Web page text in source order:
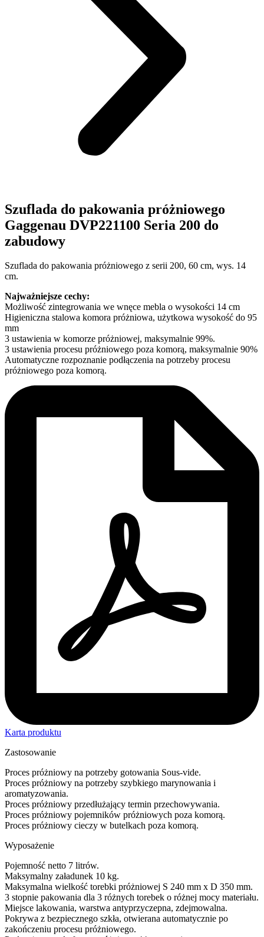
Szuflada do pakowania próżniowego
Gaggenau DVP221100 Seria 200 do
zabudowy
Szuflada do pakowania próżniowego z serii 200, 60 cm, wys. 14
cm.
Najważniejsze cechy:
Możliwość zintegrowania we wnęce mebla o wysokości 14 cm
Higieniczna stalowa komora próżniowa, użytkowa wysokość do 95
mm
3 ustawienia w komorze próżniowej, maksymalnie 99%.
3 ustawienia procesu próżniowego poza komorą, maksymalnie 90%
Automatyczne rozpoznanie podłączenia na potrzeby procesu
próżniowego poza komorą.
Karta produktu
Zastosowanie
Proces próżniowy na potrzeby gotowania Sous-vide.
Proces próżniowy na potrzeby szybkiego marynowania i
aromatyzowania.
Proces próżniowy przedłużający termin przechowywania.
Proces próżniowy pojemników próżniowych poza komorą.
Proces próżniowy cieczy w butelkach poza komorą.
Wyposażenie
Pojemność netto 7 litrów.
Maksymalny załadunek 10 kg.
Maksymalna wielkość torebki próżniowej S 240 mm x D 350 mm.
3 stopnie pakowania dla 3 różnych torebek o różnej mocy materiału.
Miejsce lakowania, warstwa antyprzyczepna, zdejmowalna.
Pokrywa z bezpiecznego szkła, otwierana automatycznie po
zakończeniu procesu próżniowego.